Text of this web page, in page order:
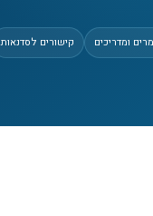
ומדריכים קישורים לסדנאות